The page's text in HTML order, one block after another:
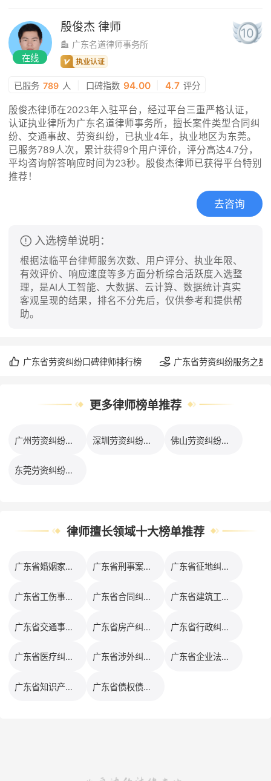
在线
殷俊杰 律师
广东名道律师事务所
10
已服务 789 人 口碑指数 94.00 4.7 评分
殷俊杰律师在2023年入驻平台，经过平台三重严格认证，
认证执业律所为广东名道律师事务所，擅长案件类型合同纠
纷、交通事故、劳资纠纷，已执业4年，执业地区为东莞。
已服务789人次，累计获得9个用户评价，评分高达4.7分，
平均咨询解答响应时间为23秒。殷俊杰律师已获得平台特别
推荐！
去咨询
入选榜单说明：
根据法临平台律师服务次数、用户评分、执业年限、
有效评价、响应速度等多方面分析综合活跃度入选整
理，是AI人工智能、大数据、云计算、数据统计真实
客观呈现的结果，排名不分先后，仅供参考和提供帮
助。
广东省劳资纠纷口碑律师排行榜 广东省劳资纠纷服务之星
更多律师榜单推荐
广州劳资纠纷律师排行榜 深圳劳资纠纷律师排行榜 佛山劳资纠纷律师排行榜
东莞劳资纠纷律师排行榜
律师擅长领域十大榜单推荐
广东省婚姻家事律师排行榜 广东省刑事案件律师排行榜 广东省征地纠纷律师排行榜
广东省工伤事故律师排行榜 广东省合同纠纷律师排行榜 广东省建筑工程律师排行榜
广东省交通事故律师排行榜 广东省房产纠纷律师排行榜 广东省行政纠纷律师排行榜
广东省医疗纠纷律师排行榜 广东省涉外纠纷律师排行榜 广东省企业法务律师排行榜
广东省知识产权律师排行榜 广东省债权债务律师排行榜